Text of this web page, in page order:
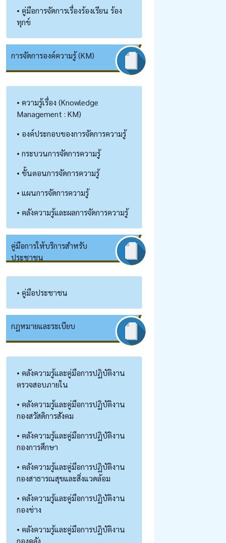
• คู่มือการจัดการเรื่องร้องเรียน ร้อง
ทุกข์
การจัดการองค์ความรู้ (KM)
• ความรู้เรื่อง (Knowledge
Management : KM)
• องค์ประกอบของการจัดการความรู้
• กระบวนการจัดการความรู้
• ขั้นตอนการจัดการความรู้
• แผนการจัดการความรู้
• คลังความรู้และผลการจัดการความรู้
คู่มือการให้บริการสำหรับ
ประชาชน
• คู่มือประชาชน
กฎหมายและระเบียบ
• คลังความรู้และคู่มือการปฏิบัติงาน
ตรวจสอบภายใน
• คลังความรู้และคู่มือการปฏิบัติงาน
กองสวัสดิการสังคม
• คลังความรู้และคู่มือการปฏิบัติงาน
กองการศึกษา
• คลังความรู้และคู่มือการปฏิบัติงาน
กองสาธารณสุขและสิ่งแวดล้อม
• คลังความรู้และคู่มือการปฏิบัติงาน
กองช่าง
• คลังความรู้และคู่มือการปฏิบัติงาน
กองคลัง